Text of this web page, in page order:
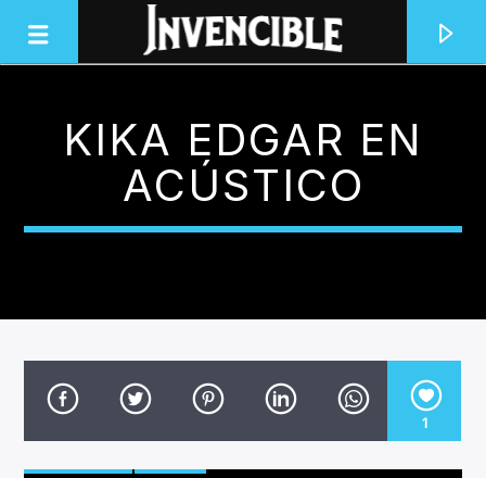
INVENCIBLE RADIO
JUNTOS SOMOS INVENCIBLES
KIKA EDGAR EN
ACÚSTICO
1